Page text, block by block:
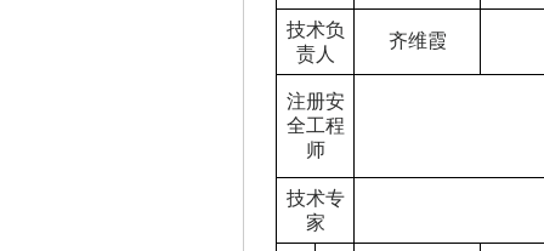
技术负
责人
齐维霞
注册安
全工程
师
技术专
家